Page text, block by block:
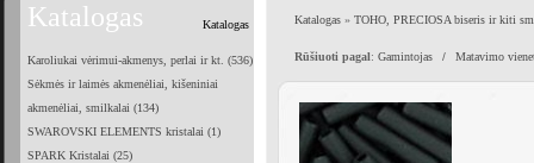
Katalogas Katalogas
Karoliukai vėrimui-akmenys, perlai ir kt. (536)
Sėkmės ir laimės akmenėliai, kišeniniai
akmenėliai, smilkalai (134)
SWAROVSKI ELEMENTS kristalai (1)
SPARK Kristalai (25)
Katalogas » TOHO, PRECIOSA biseris ir kiti
Rūšiuoti pagal: Gamintojas / Matavimo